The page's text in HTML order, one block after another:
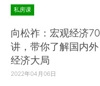
私房课
向松祚：宏观经济70
讲，带你了解国内外
经济大局
2022年04月06日